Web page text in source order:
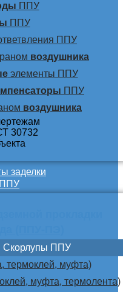
ППУ
ППУ
ППУ
воздушника
элементы ППУ
ППУ
воздушника
заделки
ППУ
Скорлупы ППУ
термоклей, муфта)
муфта, термолента)